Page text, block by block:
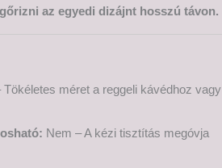
az egyedi dizájnt hosszú távon.
méret a reggeli kávédhoz vagy
Nem – A kézi tisztítás megóvja